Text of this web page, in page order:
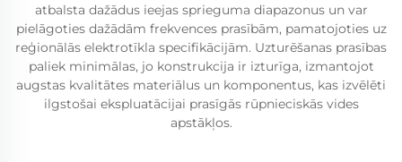
atbalsta dažādus ieejas sprieguma diapazonus un var
pielāgoties dažādām frekvences prasībām, pamatojoties uz
reģionālās elektrotīkla specifikācijām. Uzturēšanas prasības
paliek minimālas, jo konstrukcija ir izturīga, izmantojot
augstas kvalitātes materiālus un komponentus, kas izvēlēti
ilgstošai ekspluatācijai prasīgās rūpnieciskās vides
apstākļos.